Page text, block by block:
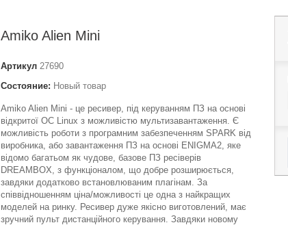
Amiko Alien Mini
Артикул 27690
Состояние: Новый товар
Amiko Alien Mini - це ресивер, під керуванням ПЗ на основі
відкритої ОС Linux з можливістю мультизавантаження. Є
можливість роботи з програмним забезпеченням SPARK від
виробника, або завантаження ПЗ на основі ENIGMA2, яке
відомо багатьом як чудове, базове ПЗ ресіверів
DREAMBOX, з функціоналом, що добре розширюється,
завдяки додатково встановлюваним плагінам. За
співвідношенням ціна/можливості це одна з найкращих
моделей на ринку. Ресивер дуже якісно виготовлений, має
зручний пульт дистанційного керування. Завдяки новому